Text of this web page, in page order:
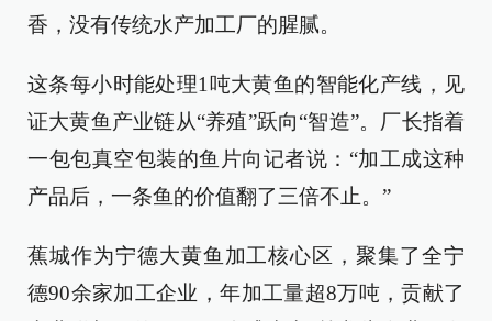
香，没有传统水产加工厂的腥腻。
这条每小时能处理1吨大黄鱼的智能化产线，见
证大黄鱼产业链从“养殖”跃向“智造”。厂长指着
一包包真空包装的鱼片向记者说：“加工成这种
产品后，一条鱼的价值翻了三倍不止。”
蕉城作为宁德大黄鱼加工核心区，聚集了全宁
德90余家加工企业，年加工量超8万吨，贡献了